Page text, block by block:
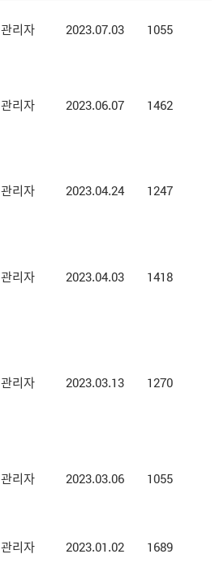
관리자 2023.07.03 1055
관리자 2023.06.07 1462
관리자 2023.04.24 1247
관리자 2023.04.03 1418
관리자 2023.03.13 1270
관리자 2023.03.06 1055
관리자 2023.01.02 1689